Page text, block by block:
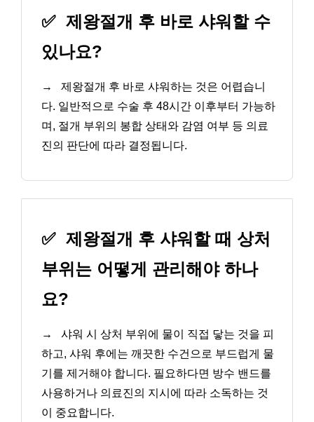
✅ 제왕절개 후 바로 샤워할 수
있나요?
→
제왕절개 후 바로 샤워하는 것은 어렵습니
다. 일반적으로 수술 후 48시간 이후부터 가능하
며, 절개 부위의 봉합 상태와 감염 여부 등 의료
진의 판단에 따라 결정됩니다.
✅ 제왕절개 후 샤워할 때 상처
부위는 어떻게 관리해야 하나
요?
→
샤워 시 상처 부위에 물이 직접 닿는 것을 피
하고, 샤워 후에는 깨끗한 수건으로 부드럽게 물
기를 제거해야 합니다. 필요하다면 방수 밴드를
사용하거나 의료진의 지시에 따라 소독하는 것
이 중요합니다.